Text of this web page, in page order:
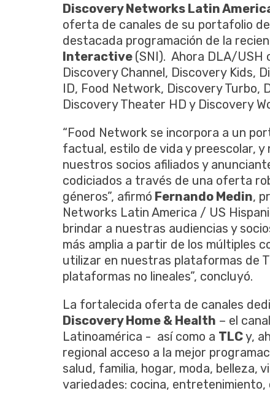
Discovery Networks Latin
oferta de canales de su portafolio
destacada programación de la
Interactive (SNI). Ahora DLA/USH
Discovery Channel, Discovery Kids,
ID, Food Network, Discovery Turbo,
Discovery Theater HD y Discovery
“Food Network se incorpora a un
factual, estilo de vida y preescolar,
nuestros socios afiliados y
codiciados a través de una oferta
géneros”, afirmó Fernando Medin,
Networks Latin America / US
brindar a nuestras audiencias y
más amplia a partir de los múltiples
utilizar en nuestras plataformas de
plataformas no lineales”, concluyó.
La fortalecida oferta de canales
Discovery Home & Health – el
Latinoamérica - así como a TLCy,
regional acceso a la mejor
salud, familia, hogar, moda, belleza,
variedades: cocina,